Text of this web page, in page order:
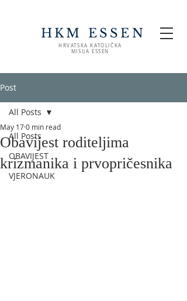
HKM ESSEN
HRVATSKA KATOLIČKA
MISIJA ESSEN
Post
All Posts
OBAVIJEST
VJERONAUK
All Posts
Obavijest roditeljima
krizmanika i prvopričesnika
May 170 min read